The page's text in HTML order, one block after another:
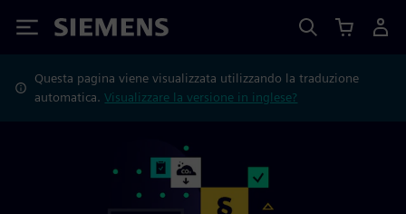
Siemens
Questa pagina viene visualizzata utilizzando la traduzione
automatica.Visualizzare la versione in inglese?